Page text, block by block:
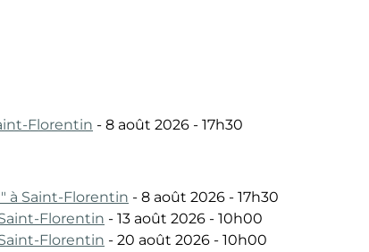
Florentin - 8 août 2026 - 17h30
à Saint-Florentin - 8 août 2026 - 17h30
Saint-Florentin - 13 août 2026 - 10h00
Saint-Florentin - 20 août 2026 - 10h00